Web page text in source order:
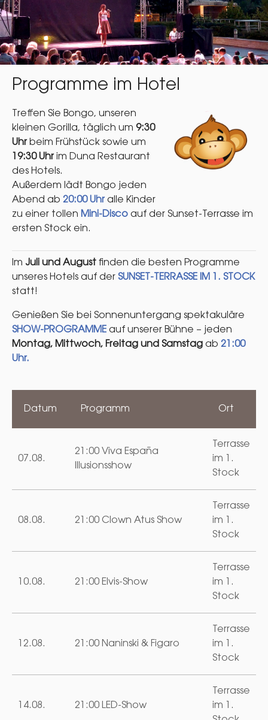
Programme im Hotel
Treffen Sie Bongo, unseren
kleinen Gorilla, täglich um 9:30
Uhrbeim Frühstück sowie um
19:30 Uhrim Duna Restaurant
des Hotels.
Außerdem lädt Bongo jeden
Abend ab 20:00 Uhr alle Kinder
zu einer tollen Mini-Disco auf der Sunset-Terrasse im
ersten Stock ein.
Im Juli und August finden die besten Programme
unseres Hotels auf der SUNSET-TERRASSE IM 1. STOCK
statt!
Genießen Sie bei Sonnenuntergang spektakuläre
SHOW-PROGRAMME auf unserer Bühne – jeden
Montag, Mittwoch, Freitag und Samstag ab 21:00
Uhr.
Datum Programm Ort
07.08.
21:00 Viva España
Illusionsshow
Terrasse
im 1.
Stock
08.08. 21:00 Clown Atus Show
Terrasse
im 1.
Stock
10.08. 21:00 Elvis-Show
Terrasse
im 1.
Stock
12.08. 21:00 Naninski & Figaro
Terrasse
im 1.
Stock
14.08. 21:00 LED-Show
Terrasse
im 1.